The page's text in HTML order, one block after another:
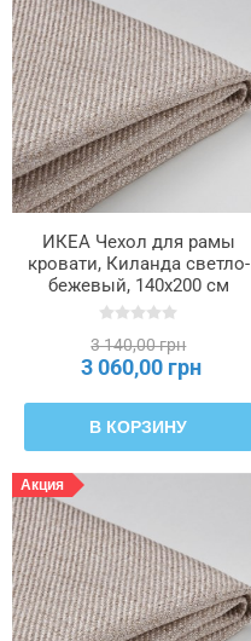
ИКЕА Чехол для рамы
кровати, Киланда светло-
бежевый, 140x200 см
RAMNEFJÄLL, 205.589.74
3 140,00 грн
3 060,00 грн
В КОРЗИНУ
Акция